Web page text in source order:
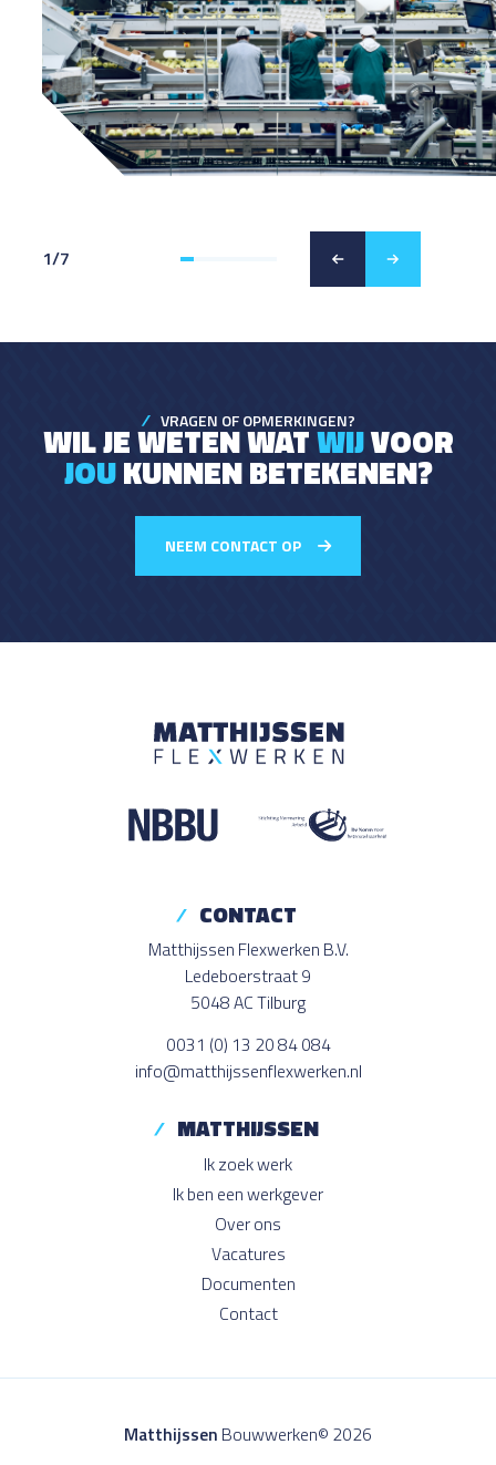
1/7
VRAGEN OF OPMERKINGEN?
WIL JE WETEN WATWIJVOOR
JOUKUNNEN BETEKENEN?
NEEM CONTACT OP
CONTACT
Matthijssen Flexwerken B.V.
Ledeboerstraat 9
5048 AC Tilburg
0031 (0) 13 20 84 084
info@matthijssenflexwerken.nl
MATTHIJSSEN
Ik zoek werk
Ik ben een werkgever
Over ons
Vacatures
Documenten
Contact
Matthijssen Bouwwerken© 2026